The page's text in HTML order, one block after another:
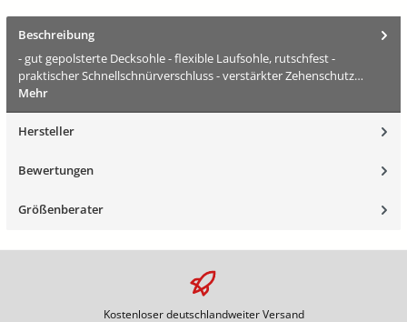
Beschreibung
- gut gepolsterte Decksohle - flexible Laufsohle, rutschfest -
praktischer Schnellschnürverschluss - verstärkter Zehenschutz…
Mehr
Hersteller
Bewertungen
Größenberater
Kostenloser deutschlandweiter Versand